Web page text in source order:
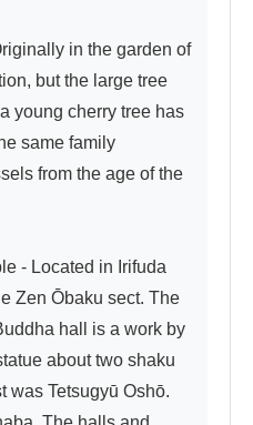
in the garden of
but the large tree
young cherry tree has
same family
from the age of the
- Located in Irifuda
Zen Ōbaku sect. The
hall is a work by
about two shaku
was Tetsugyū Oshō.